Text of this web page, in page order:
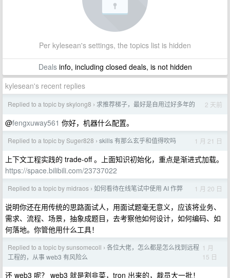
Per kylesean's settings, the topics list is hidden
Dealsinfo, including closed deals, is not hidden
kylesean's recent replies
Replied to a topic by skylong8 › 求推荐梯子，最好是自用过好多年的 2 天前
@fengxuway561 你好，机器什么配置。
Replied to a topic by Suger828 › skills 有那么玄乎和值得吹吗 1 月 21 日
上下文工程实践的 trade-off 。上面知识初始化，重点是渐进式加载。
https://space.bilibili.com/23737022
Replied to a topic by midraos › 如何看待在线笔试中使用 AI 作弊 1 月 20 日
说明你还在用传统的思路面试人，用面试题毫无意义，应该将业务、
需求、流程、场景，抽象成题目，去考察他如何设计，如何编码、如
何落地。你管他用什么工具！
Replied to a topic by sunsomecoll › 各位大佬，怎么都是怎么找到远程
工程的，从事 web3 有风险么
1 月
15 日
还 web3 呢？ web3 就是割韭菜，tron 出来的，裁员大一批！